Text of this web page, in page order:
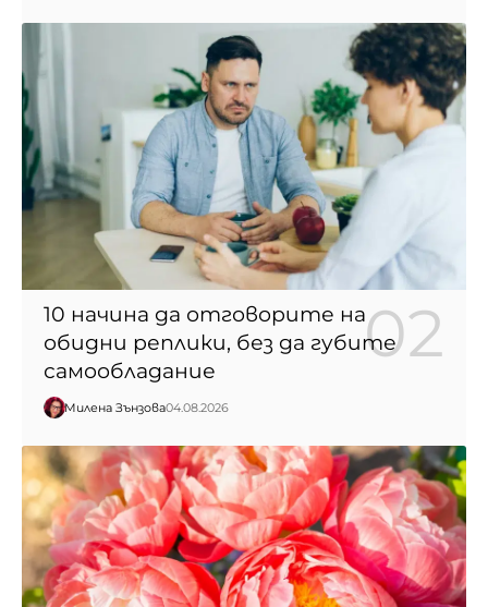
10 начина да отговорите на
обидни реплики, без да губите
самообладание
Милена Зънзова04.08.2026